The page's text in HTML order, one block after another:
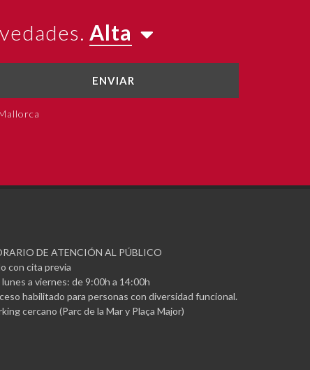
Alta
ENVIAR
DE ATENCIÓN AL PÚBLICO
con cita previa
lunes a viernes: de 9:00h a 14:00h
habilitado para personas con diversidad funcional.
cercano (Parc de la Mar y Plaça Major)